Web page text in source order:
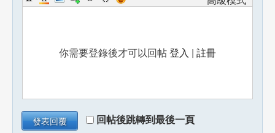
你需要登錄後才可以回帖登入 | 註冊
發表回覆 回帖後跳轉到最後一頁